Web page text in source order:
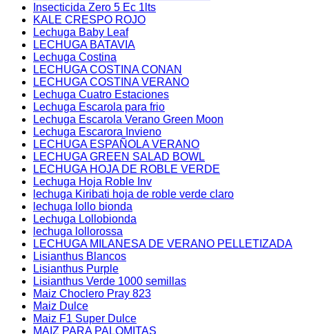
Insecticida Zero 5 Ec 1lts
KALE CRESPO ROJO
Lechuga Baby Leaf
LECHUGA BATAVIA
Lechuga Costina
LECHUGA COSTINA CONAN
LECHUGA COSTINA VERANO
Lechuga Cuatro Estaciones
Lechuga Escarola para frio
Lechuga Escarola Verano Green Moon
Lechuga Escarora Invieno
LECHUGA ESPAÑOLA VERANO
LECHUGA GREEN SALAD BOWL
LECHUGA HOJA DE ROBLE VERDE
Lechuga Hoja Roble Inv
lechuga Kiribati hoja de roble verde claro
lechuga lollo bionda
Lechuga Lollobionda
lechuga lollorossa
LECHUGA MILANESA DE VERANO PELLETIZADA
Lisianthus Blancos
Lisianthus Purple
Lisianthus Verde 1000 semillas
Maiz Choclero Pray 823
Maiz Dulce
Maiz F1 Super Dulce
MAIZ PARA PALOMITAS